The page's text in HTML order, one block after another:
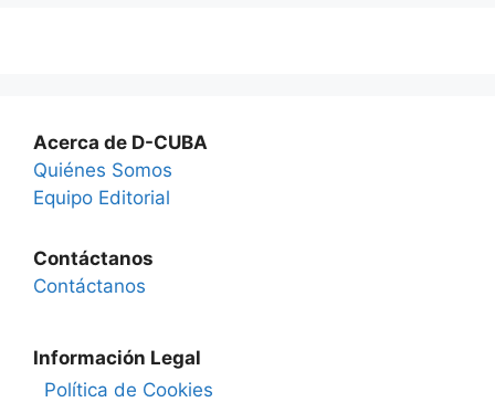
Acerca de D-CUBA
Quiénes Somos
Equipo Editorial
Contáctanos
Contáctanos
Información Legal
Política de Cookies